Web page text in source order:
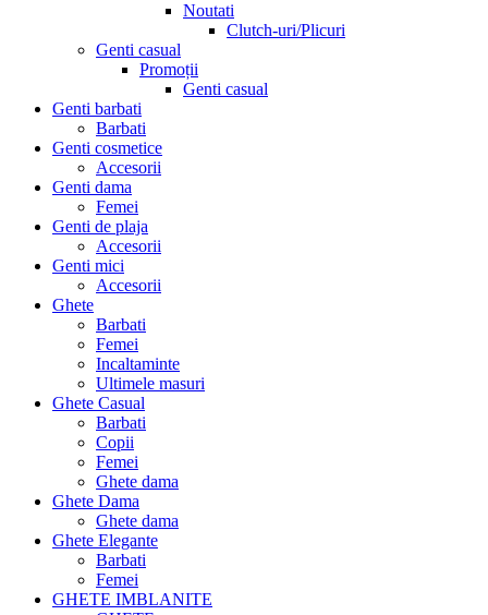
Noutati
Clutch-uri/Plicuri
Genti casual
Promoții
Genti casual
Genti barbati
Barbati
Genti cosmetice
Accesorii
Genti dama
Femei
Genti de plaja
Accesorii
Genti mici
Accesorii
Ghete
Barbati
Femei
Incaltaminte
Ultimele masuri
Ghete Casual
Barbati
Copii
Femei
Ghete dama
Ghete Dama
Ghete dama
Ghete Elegante
Barbati
Femei
GHETE IMBLANITE